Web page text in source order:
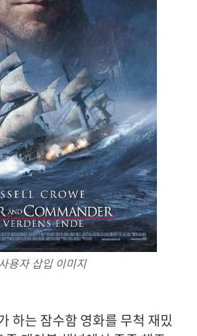
용자 삽입 이미지
하는 잠수함 영화를 무척 재밌